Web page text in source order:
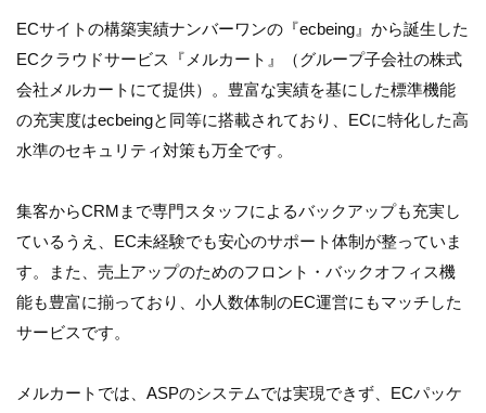
ECサイトの構築実績ナンバーワンの『ecbeing』から誕生した
ECクラウドサービス『メルカート』（グループ子会社の株式
会社メルカートにて提供）。豊富な実績を基にした標準機能
の充実度はecbeingと同等に搭載されており、ECに特化した高
水準のセキュリティ対策も万全です。
集客からCRMまで専門スタッフによるバックアップも充実し
ているうえ、EC未経験でも安心のサポート体制が整っていま
す。また、売上アップのためのフロント・バックオフィス機
能も豊富に揃っており、小人数体制のEC運営にもマッチした
サービスです。
メルカートでは、ASPのシステムでは実現できず、ECパッケ